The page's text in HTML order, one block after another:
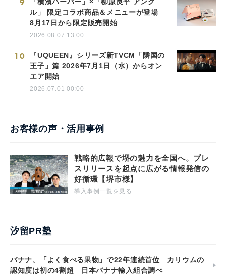
9
ル」 限定コラボ商品＆メニューが登場
8月17日から限定販売開始
2026.08.07 13:00
10
『UQUEEN』シリーズ新TVCM「隣国の
王子」篇 2026年7月1日（水）からオン
エア開始
2026.07.01 00:00
お客様の声・活用事例
戦略的広報で堺の魅力を全国へ。プレ
スリリースを起点に広がる情報発信の
好循環【堺市様】
導入事例一覧を見る
汐留PR塾
バナナ、「よく食べる果物」で22年連続首位 カリウムの
認知度は初の4割超 日本バナナ輸入組合調べ